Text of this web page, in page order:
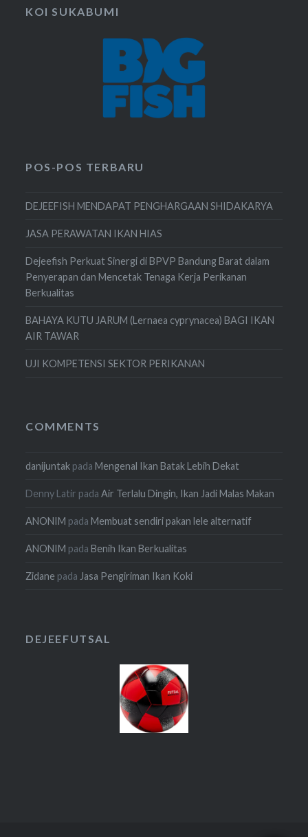
KOI SUKABUMI
POS-POS TERBARU
DEJEEFISH MENDAPAT PENGHARGAAN SHIDAKARYA
JASA PERAWATAN IKAN HIAS
Dejeefish Perkuat Sinergi di BPVP Bandung Barat dalam
Penyerapan dan Mencetak Tenaga Kerja Perikanan
Berkualitas
BAHAYA KUTU JARUM (Lernaea cyprynacea) BAGI IKAN
AIR TAWAR
UJI KOMPETENSI SEKTOR PERIKANAN
COMMENTS
danijuntak padaMengenal Ikan Batak Lebih Dekat
Denny Latir padaAir Terlalu Dingin, Ikan Jadi Malas Makan
ANONIM padaMembuat sendiri pakan lele alternatif
ANONIM padaBenih Ikan Berkualitas
Zidane pada Jasa Pengiriman Ikan Koki
DEJEEFUTSAL